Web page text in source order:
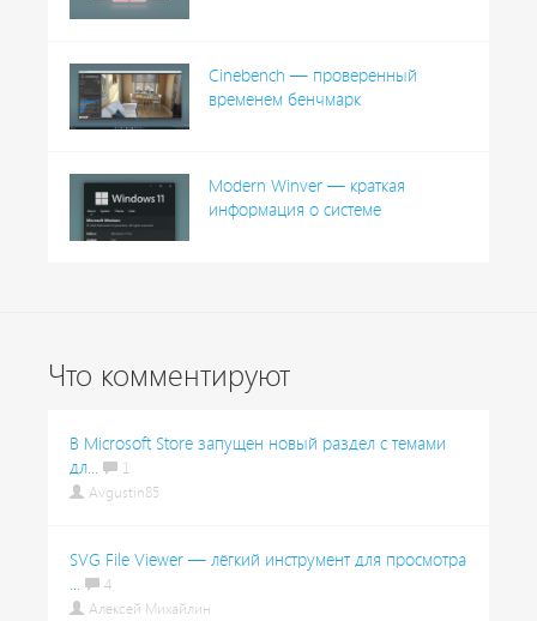
Cinebench — проверенный
временем бенчмарк
Modern Winver — краткая
информация о системе
Что комментируют
В Microsoft Store запущен новый раздел с темами
дл...
1
Avgustin85
SVG File Viewer — лёгкий инструмент для просмотра
...
4
Алексей Михайлин